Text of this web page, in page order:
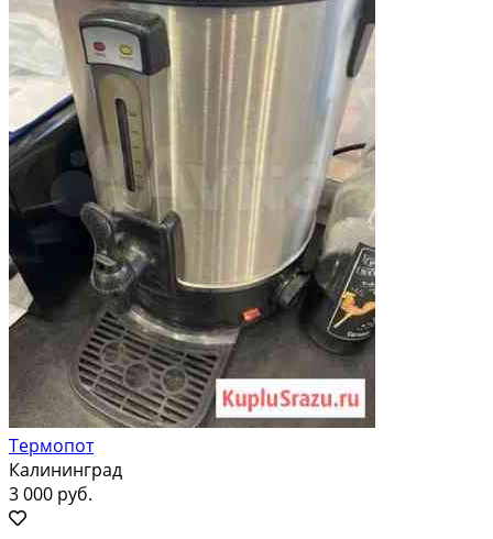
Термопот
Калининград
3 000 руб.